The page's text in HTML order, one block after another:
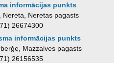
informācijas punkts
Nereta, Neretas pagasts
26674300
informācijas punkts
Mazzalves pagasts
26156535